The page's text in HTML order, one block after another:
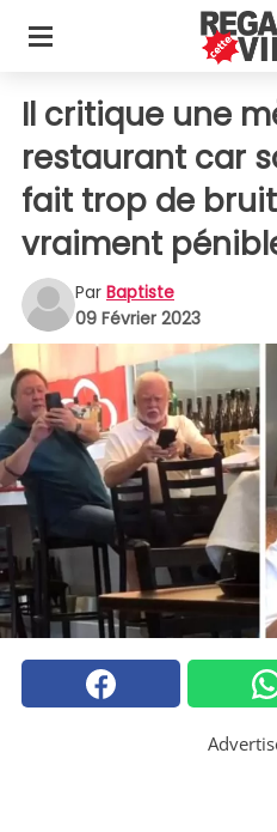
Il critique une
restaurant car
fait trop de bruit
vraiment
Par Baptiste
09 Février 2023